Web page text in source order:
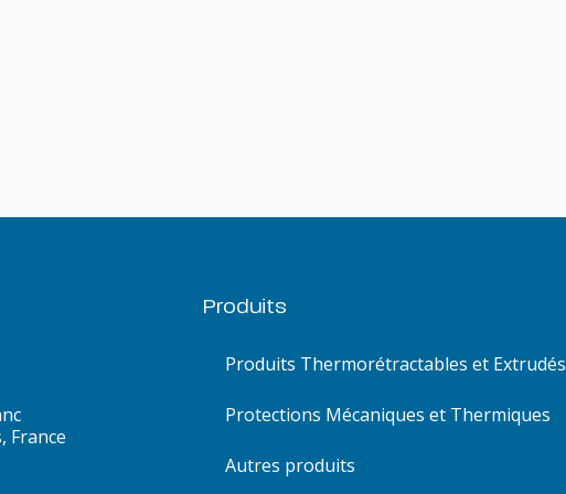
France
Produits
Produits Thermorétractables et Extrudés
Protections Mécaniques et Thermiques
Autres produits